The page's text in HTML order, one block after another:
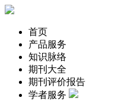
首页
产品服务
知识脉络
期刊大全
期刊评价报告
学者服务